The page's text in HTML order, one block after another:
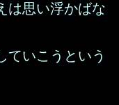
は思い浮かばな
ていこうという